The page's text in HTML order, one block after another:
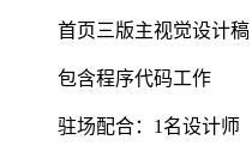
首页三版主视觉设计稿
包含程序代码工作
驻场配合：1名设计师